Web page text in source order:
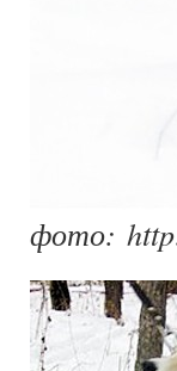
фото: